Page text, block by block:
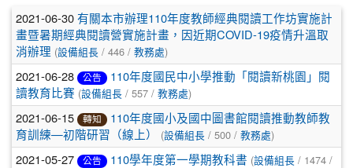
文
章
列
表
2021-06-30 有關本市辦理110年度教師經典閱讀工作坊實施計
畫暨暑期經典閱讀營實施計畫，因近期COVID-19疫情升溫取
消辦理 (設備組長 / 446 / 教務處)
2021-06-28 公告
110年度國民中小學推動「閱讀新桃園」閱
讀教育比賽 (設備組長 / 557 / 教務處)
2021-06-15 轉知
110年度國小及國中圖書館閱讀推動教師教
育訓練—初階研習（線上）
(設備組長 / 500 / 教務處)
2021-05-27 公告 110學年度第一學期教科書 (設備組長 / 1474 /